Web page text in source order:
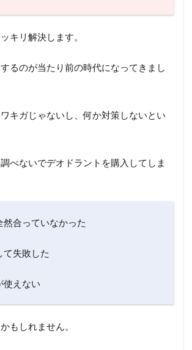
キリ解決します。
るのが当たり前の時代になってきまし
キガじゃないし、何か対策しないとい
べないでデオドラントを購入してしま
然合っていなかった
て失敗した
使えない
もしれません。